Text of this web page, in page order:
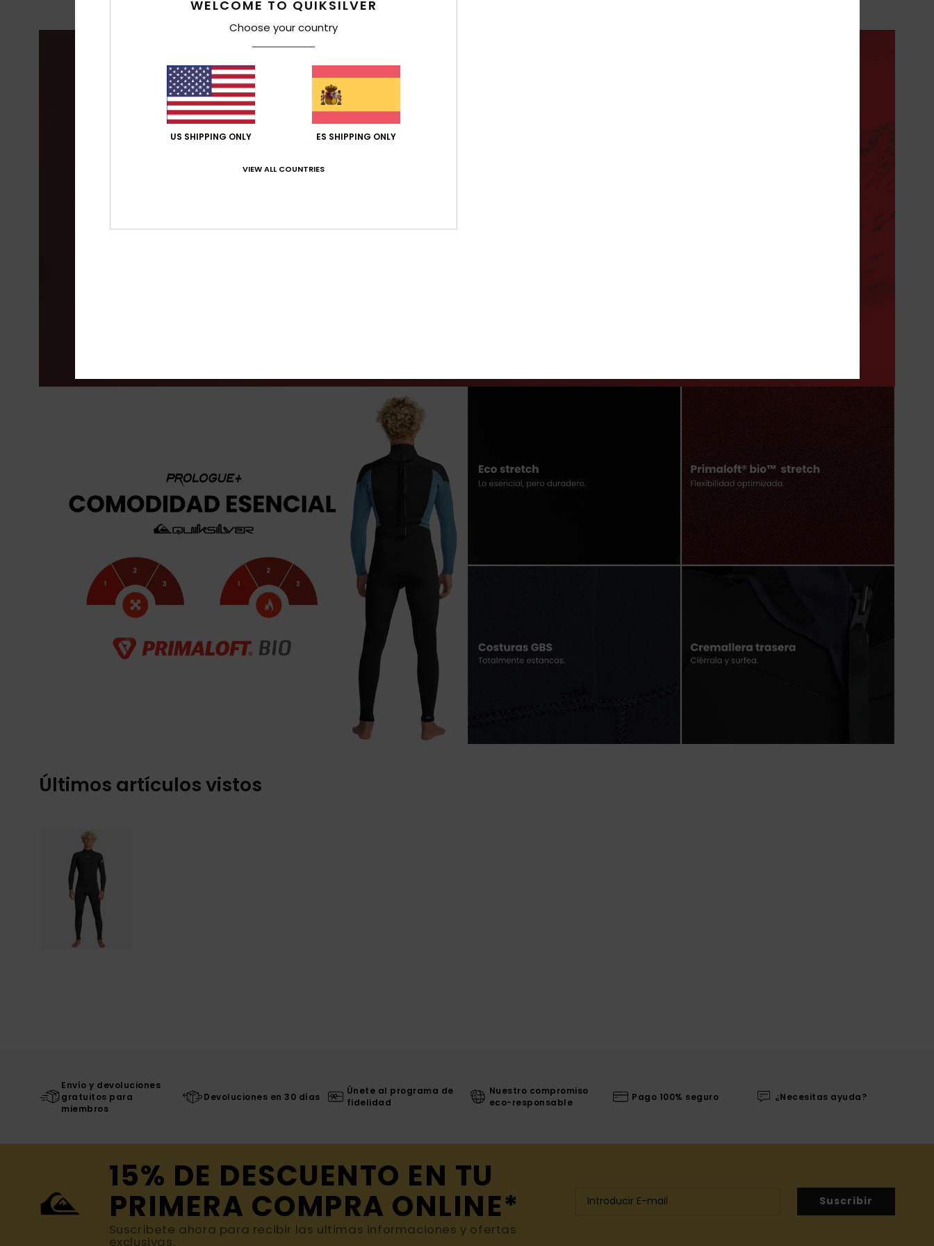
Últimos artículos vistos
Envío y devoluciones
gratuitos para
miembros
Devoluciones en 30 días
Únete al programa de
fidelidad
Nuestro compromiso
eco-responsable
Pago 100% seguro ¿Necesitas ayuda?
15% DE DESCUENTO EN TU
PRIMERA COMPRA ONLINE*
Suscríbete ahora para recibir las ultimas informaciones y ofertas
exclusivas.
Suscribir
WELCOME TO QUIKSILVER
Choose your country
US SHIPPING ONLY ES SHIPPING ONLY
VIEW ALL COUNTRIES